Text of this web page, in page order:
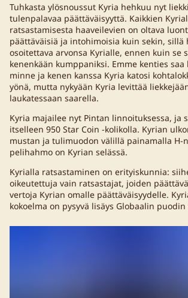
Tuhkasta ylösnoussut Kyria hehkuu nyt
tulenpalavaa päättäväisyyttä. Kaikkien
ratsastamisesta haaveilevien on oltava
päättäväisiä ja intohimoisia kuin sekin, sillä
osoitettava arvonsa Kyrialle, ennen kuin se
kenenkään kumppaniksi. Emme kenties saa
minne ja kenen kanssa Kyria katosi
yönä, mutta nykyään Kyria levittää
laukatessaan saarella.
Kyria majailee nyt Pintan linnoituksessa, ja
itselleen 950 Star Coin -kolikolla. Kyrian
mustan ja tulimuodon välillä painamalla H-
pelihahmo on Kyrian selässä.
Kyrialla ratsastaminen on erityiskunnia:
oikeutettuja vain ratsastajat, joiden
vertoja Kyrian omalle päättäväisyydelle.
kokoelma on pysyvä lisäys Globaalin